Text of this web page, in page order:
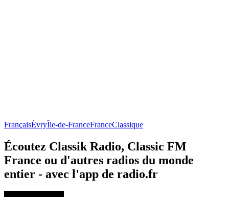
FrançaisÉvryÎle-de-FranceFranceClassique
Écoutez Classik Radio, Classic FM
France ou d'autres radios du monde
entier - avec l'app de radio.fr